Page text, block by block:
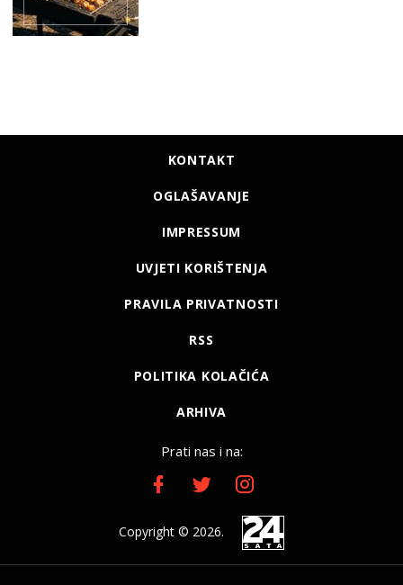
KONTAKT
OGLAŠAVANJE
IMPRESSUM
UVJETI KORIŠTENJA
PRAVILA PRIVATNOSTI
RSS
POLITIKA KOLAČIĆA
ARHIVA
Prati nas i na:
Copyright © 2026.